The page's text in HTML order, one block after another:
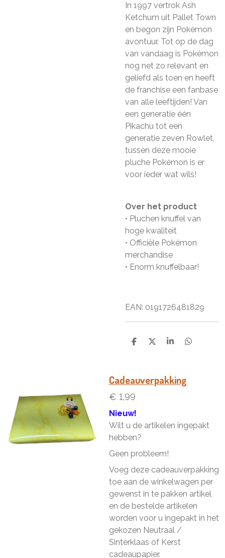
In 1997 vertrok Ash
Ketchum uit Pallet Town
en begon zijn Pokémon
avontuur. Tot op de dag
van vandaag is Pokémon
nog net zo relevant en
geliefd als toen en heeft
de franchise een fanbase
van alle leeftijden! Van
een generatie één
Pikachu tot een
generatie zeven Rowlet,
tussen deze mooie
pluche Pokémon is er
voor ieder wat wils!
Over het product
• Pluchen knuffel van
hoge kwaliteit
• Officiële Pokémon
merchandise
• Enorm knuffelbaar!
EAN: 0191726481829
D
D
S
e
D
Cadeauverpakking
€ 1,99
Nieuw!
Wilt u de artikelen ingepakt
hebben?
Geen probleem!
Voeg deze cadeauverpakking
toe aan de winkelwagen per
gewenst in te pakken artikel
en de bestelde artikelen
worden voor u ingepakt in het
gekozen Neutraal /
Sinterklaas of Kerst
cadeaupapier.